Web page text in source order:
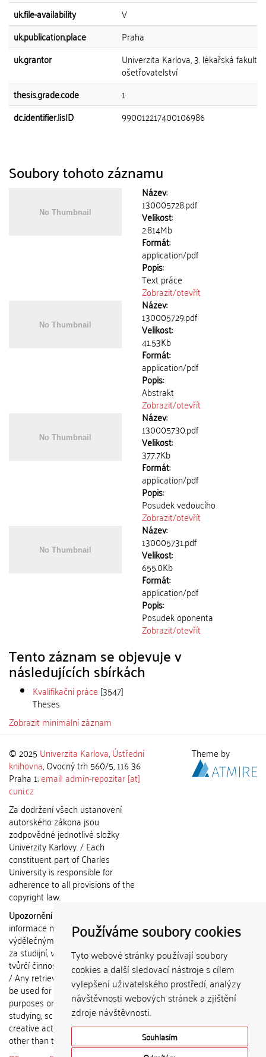
Používáme soubory cookies
Tyto webové stránky používají soubory
cookies a další sledovací nástroje s cílem
vylepšení uživatelského prostředí, analýzy
návštěvnosti webových stránek a zjištění
zdroje návštěvnosti.
Souhlasím
uk.file-availability
V
uk.publication.place
Praha
uk.grantor
Univerzita Karlova, 3. lékařská
ošetřovatelství
thesis.grade.code
1
dc.identifier.lisID
990012217400106986
Soubory tohoto záznamu
Název:
130005728.pdf
Velikost:
2.814Mb
Formát:
application/pdf
Popis:
Text práce
Zobrazit/otevřít
Název:
130005729.pdf
Velikost:
41.53Kb
Formát:
application/pdf
Popis:
Abstrakt
Zobrazit/otevřít
Název:
130005730.pdf
Velikost:
377.7Kb
Formát:
application/pdf
Popis:
Posudek vedoucího
Zobrazit/otevřít
Název:
130005731.pdf
Velikost:
655.0Kb
Formát:
application/pdf
Popis:
Posudek oponenta
Zobrazit/otevřít
Tento záznam se objevuje v
následujících sbírkách
Kvalifikační práce [3547]
Theses
Zobrazit minimální záznam
© 2025 Univerzita Karlova,Ústřední
knihovna, Ovocný trh 560/5, 116 36
Praha 1;email: admin-repozitar [at]
cuni.cz
Za dodržení všech ustanovení
autorského zákona jsou
zodpovědné jednotlivé složky
Univerzity Karlovy. / Each
constituent part of Charles
University is responsible for
adherence to all provisions of the
copyright law.
Upozornění / Notice:
informace nemohou být použity k
výdělečným účelům nebo vydávány
za studijní, vědeckou nebo jinou
tvůrčí činnost jiné osoby než autora.
/ Any retrieved information shall not
be used for any commercial
purposes or claimed as results of
studying, scientific or any other
creative activities of any person
other than the author.
Theme by